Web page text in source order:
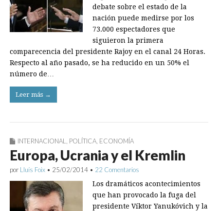
debate sobre el estado de la
nación puede medirse por los
73.000 espectadores que
siguieron la primera
comparecencia del presidente Rajoy en el canal 24 Horas.
Respecto al año pasado, se ha reducido en un 50% el
número de…
Leer más →
INTERNACIONAL POLÍTICA ECONOMÍA
Europa, Ucrania y el Kremlin
por Lluís Foix • 25/02/2014 • 22 Comentarios
Los dramáticos acontecimientos
que han provocado la fuga del
presidente Víktor Yanukóvich y la